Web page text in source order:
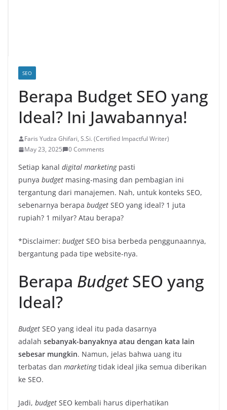
SEO
Berapa Budget SEO yang
Ideal? Ini Jawabannya!
Faris Yudza Ghifari, S.Si. (Certified Impactful Writer)
May 23, 2025
0 Comments
Setiap kanal digital marketing pasti
punya budget masing-masing dan pembagian ini
tergantung dari manajemen. Nah, untuk konteks SEO,
sebenarnya berapa budget SEO yang ideal? 1 juta
rupiah? 1 milyar? Atau berapa?
*Disclaimer: budget SEO bisa berbeda penggunaannya,
bergantung pada tipe website-nya.
Berapa BudgetSEO yang
Ideal?
Budget SEO yang ideal itu pada dasarnya
adalah sebanyak-banyaknya atau dengan kata lain
sebesar mungkin. Namun, jelas bahwa uang itu
terbatas dan marketingtidak ideal jika semua diberikan
ke SEO.
Jadi, budget SEO kembali harus diperhatikan